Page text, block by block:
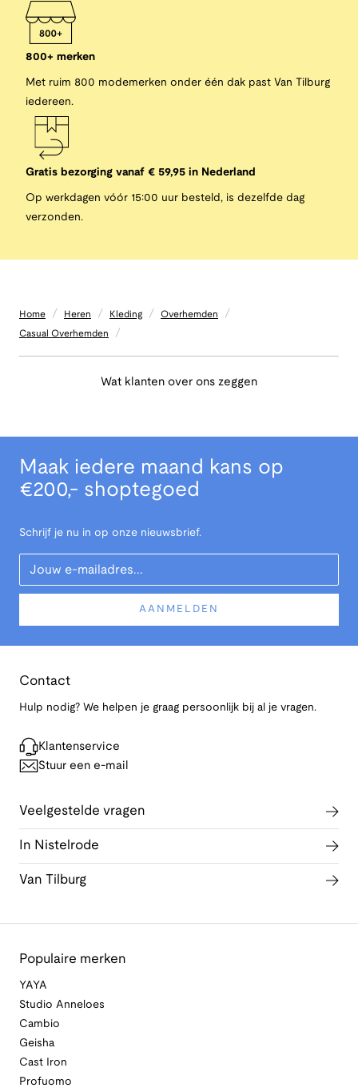
800+ merken
Met ruim 800 modemerken onder één dak past Van Tilburg
iedereen.
Gratis bezorging vanaf € 59,95 in Nederland
Op werkdagen vóór 15:00 uur besteld, is dezelfde dag
verzonden.
Home / Heren / Kleding / Overhemden /
Casual Overhemden /
Wat klanten over ons zeggen
Maak iedere maand kans op
€200,- shoptegoed
Schrijf je nu in op onze nieuwsbrief.
Your Email
AANMELDEN
Contact
Hulp nodig? We helpen je graag persoonlijk bij al je vragen.
Klantenservice
Stuur een e-mail
Veelgestelde vragen
In Nistelrode
Van Tilburg
Populaire merken
YAYA
Studio Anneloes
Cambio
Geisha
Cast Iron
Profuomo